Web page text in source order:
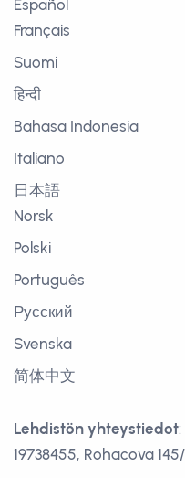
Español
Français
Suomi
हिन्दी
Bahasa Indonesia
Italiano
日本語
Norsk
Polski
Português
Русский
Svenska
简体中文
Lehdistön yhteystiedot
19738455, Rohacova